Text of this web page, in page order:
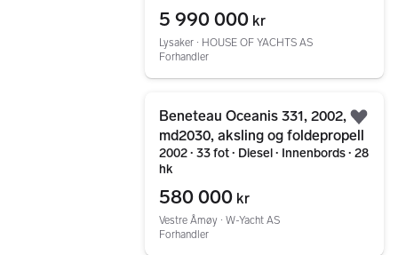
5 990 000 kr
Lysaker ∙ HOUSE OF YACHTS AS
Forhandler
Beneteau Oceanis 331, 2002,
md2030, aksling og foldepropell
2002 ∙ 33 fot ∙ Diesel ∙ Innenbords ∙ 28
hk
580 000 kr
Vestre Åmøy ∙ W-Yacht AS
Forhandler